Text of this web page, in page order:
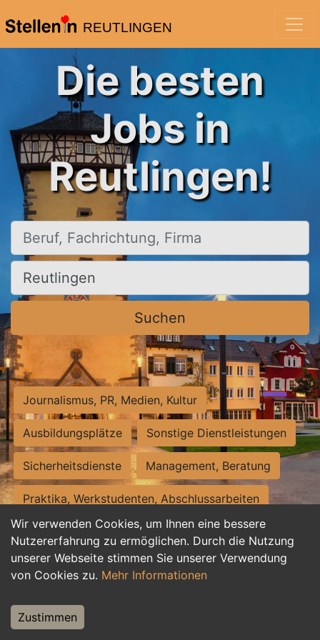
REUTLINGEN
Wir verwenden Cookies, um Ihnen eine bessere
Nutzererfahrung zu ermöglichen. Durch die Nutzung
unserer Webseite stimmen Sie unserer Verwendung
von Cookies zu. Mehr Informationen
Zustimmen
Die besten
Jobs in
Reutlingen!
Beruf, Fachrichtung, Firma
Ort, Stadt
Suchen
Journalismus, PR, Medien, Kultur
Ausbildungsplätze Sonstige Dienstleistungen
Sicherheitsdienste Management, Beratung
Praktika, Werkstudenten, Abschlussarbeiten
Personalwesen Assistenz, Sekretariat
Hilfskräfte, Aushilfs- und Nebenjobs
Weiterbildung, Studium, duale Ausbildung